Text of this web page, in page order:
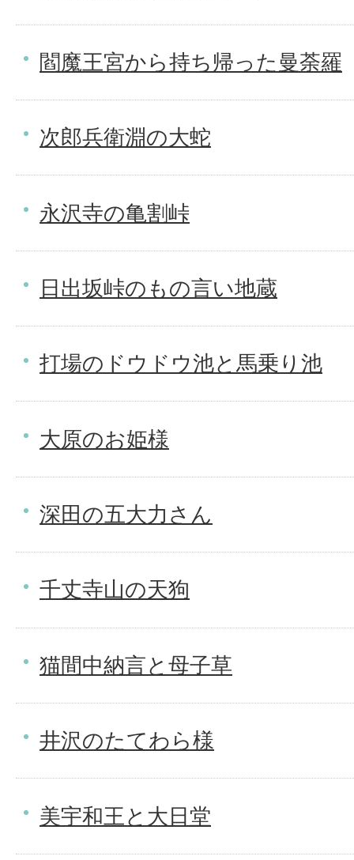
閻魔王宮から持ち帰った曼荼羅
次郎兵衛淵の大蛇
永沢寺の亀割峠
日出坂峠のもの言い地蔵
打場のドウドウ池と馬乗り池
大原のお姫様
深田の五大力さん
千丈寺山の天狗
猫間中納言と母子草
井沢のたてわら様
美宇和王と大日堂